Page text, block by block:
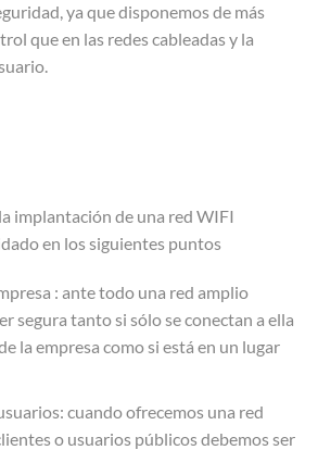
ya que disponemos de más
que en las redes cableadas y la
implantación de una red WIFI
en los siguientes puntos
: ante todo una red amplio
segura tanto si sólo se conectan a ella
la empresa como si está en un lugar
cuando ofrecemos una red
o usuarios públicos debemos ser